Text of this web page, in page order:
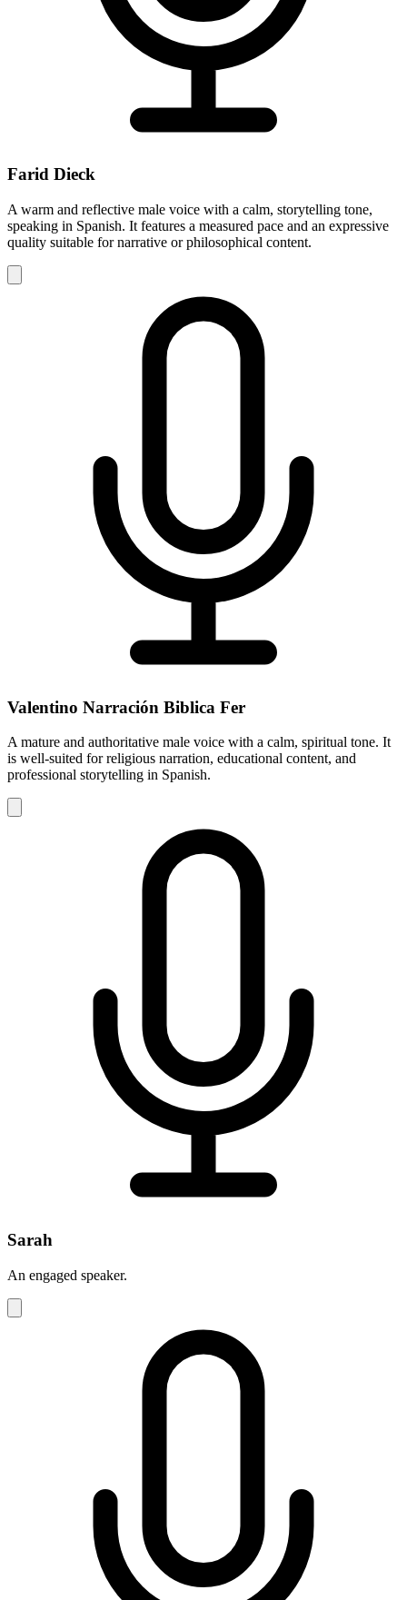
Farid Dieck
A warm and reflective male voice with a calm, storytelling tone,
speaking in Spanish. It features a measured pace and an expressive
quality suitable for narrative or philosophical content.
Valentino Narración Biblica Fer
A mature and authoritative male voice with a calm, spiritual tone. It
is well-suited for religious narration, educational content, and
professional storytelling in Spanish.
Sarah
An engaged speaker.